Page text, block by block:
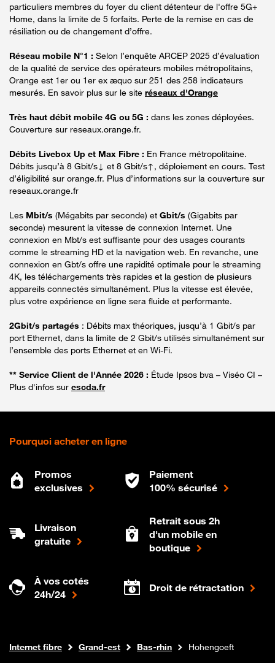
particuliers membres du foyer du client détenteur de l'offre 5G+
Home, dans la limite de 5 forfaits. Perte de la remise en cas de
résiliation ou de changement d’offre.
Réseau mobile N°1 : Selon l’enquête ARCEP 2025 d’évaluation
de la qualité de service des opérateurs mobiles métropolitains,
Orange est 1er ou 1er ex æquo sur 251 des 258 indicateurs
mesurés. En savoir plus sur le site réseaux d'Orange
Très haut débit mobile 4G ou 5G : dans les zones déployées.
Couverture sur reseaux.orange.fr.
Débits Livebox Up et Max Fibre : En France métropolitaine.
Débits jusqu’à 8 Gbit/s↓ et 8 Gbit/s↑, déploiement en cours. Test
d’éligibilité sur orange.fr. Plus d’informations sur la couverture sur
reseaux.orange.fr
Les Mbit/s (Mégabits par seconde) et Gbit/s (Gigabits par
seconde) mesurent la vitesse de connexion Internet. Une
connexion en Mbt/s est suffisante pour des usages courants
comme le streaming HD et la navigation web. En revanche, une
connexion en Gbt/s offre une rapidité optimale pour le streaming
4K, les téléchargements très rapides et la gestion de plusieurs
appareils connectés simultanément. Plus la vitesse est élevée,
plus votre expérience en ligne sera fluide et performante.
2Gbit/s partagés : Débits max théoriques, jusqu’à 1 Gbit/s par
port Ethernet, dans la limite de 2 Gbit/s utilisés simultanément sur
l’ensemble des ports Ethernet et en Wi-Fi.
** Service Client de l'Année 2026 : Étude Ipsos bva – Viséo CI –
Plus d'infos sur escda.fr
Pourquoi acheter en ligne
Promos
exclusives
Paiement
100% sécurisé
Livraison
gratuite
Retrait sous 2h
d'un mobile en
boutique
À vos cotés
24h/24
Droit de rétractation
Boutique Orange
Internet fibre Grand-est Bas-rhin Hohengoeft